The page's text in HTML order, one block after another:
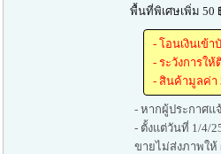
พื้นที่พิเศษเพิ่ม 50
- โอนเงินเข้
- ระวังการใ
- สินค้ามูลค่า
- หากผู้ประกาศ
- ตั้งแต่วันที่ 1/4/
ขายไม่ส่งภาพให้